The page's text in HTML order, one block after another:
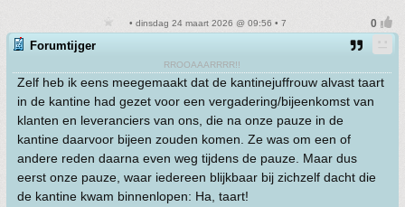
• dinsdag 24 maart 2026 @ 09:56 • 7
Forumtijger
RROOAAARRRR!!
Zelf heb ik eens meegemaakt dat de kantinejuffrouw alvast taart
in de kantine had gezet voor een vergadering/bijeenkomst van
klanten en leveranciers van ons, die na onze pauze in de
kantine daarvoor bijeen zouden komen. Ze was om een of
andere reden daarna even weg tijdens de pauze. Maar dus
eerst onze pauze, waar iedereen blijkbaar bij zichzelf dacht die
de kantine kwam binnenlopen: Ha, taart!